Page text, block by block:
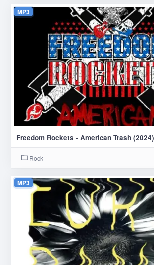
MP3
Freedom Rockets - American Trash (2024)
Rock
MP3